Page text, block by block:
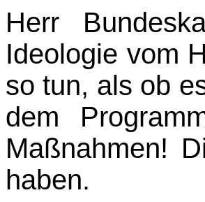
Herr
Ideologie vom
so tun, als ob
dem
Maßnahmen!
haben.